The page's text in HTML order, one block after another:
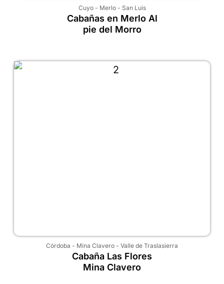
Cuyo- Merlo- San Luis
Cabañas en Merlo Al
pie del Morro
Córdoba - Mina Clavero - Valle de Traslasierra
Cabaña Las Flores
Mina Clavero